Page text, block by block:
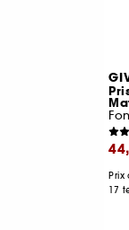
Prix
17